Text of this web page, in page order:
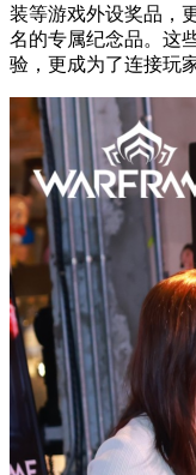
装等游戏外设奖品，
名的专属纪念品。这
验，更成为了连接玩